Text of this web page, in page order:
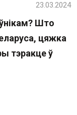
Што
цяжка
тэракце ў
23.03.2024